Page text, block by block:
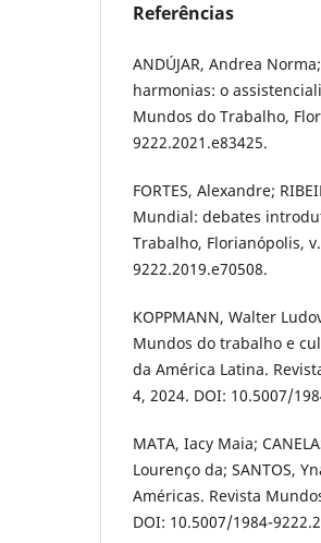
Referências
ANDÚJAR, Andrea
harmonias: o
Mundos do Trabalho,
9222.2021.e83425.
FORTES, Alexandre;
Mundial: debates
Trabalho, Florianópolis,
9222.2019.e70508.
KOPPMANN, Walter
Mundos do trabalho e
da América Latina.
4, 2024. DOI: 10.5007/
MATA, Iacy Maia;
Lourenço da; SANTOS,
Américas. Revista
DOI: 10.5007/1984-